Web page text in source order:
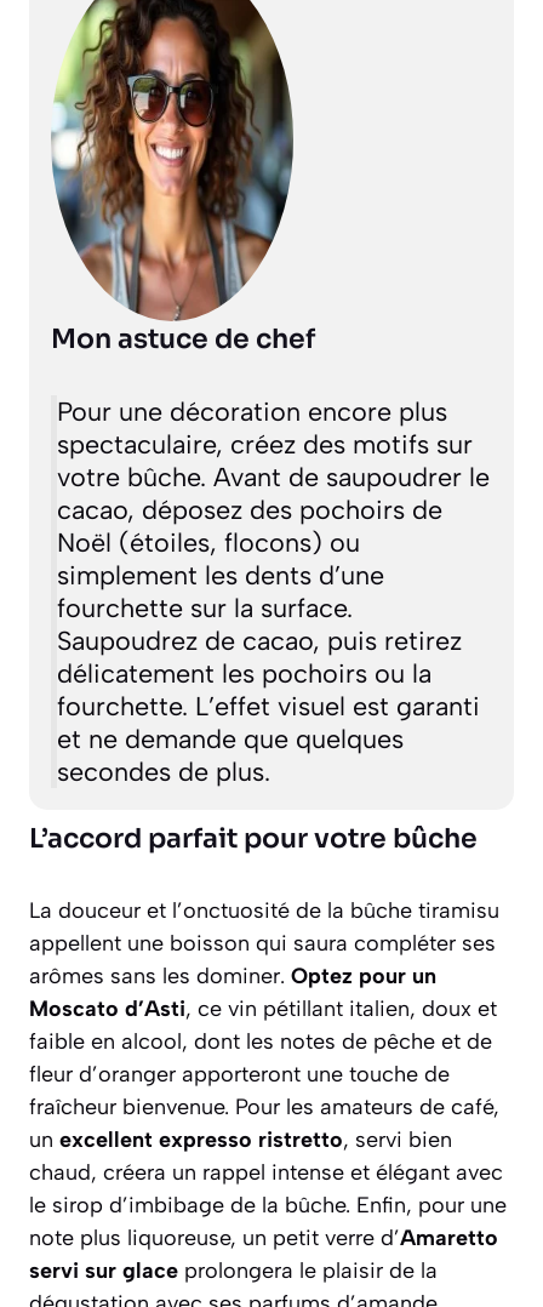
Mon astuce de chef
Pour une décoration encore plus
spectaculaire, créez des motifs sur
votre bûche. Avant de saupoudrer le
cacao, déposez des pochoirs de
Noël (étoiles, flocons) ou
simplement les dents d’une
fourchette sur la surface.
Saupoudrez de cacao, puis retirez
délicatement les pochoirs ou la
fourchette. L’effet visuel est garanti
et ne demande que quelques
secondes de plus.
L’accord parfait pour votre bûche
La douceur et l’onctuosité de la bûche tiramisu
appellent une boisson qui saura compléter ses
arômes sans les dominer. Optez pour un
Moscato d’Asti, ce vin pétillant italien, doux et
faible en alcool, dont les notes de pêche et de
fleur d’oranger apporteront une touche de
fraîcheur bienvenue. Pour les amateurs de café,
un excellent expresso ristretto, servi bien
chaud, créera un rappel intense et élégant avec
le sirop d’imbibage de la bûche. Enfin, pour une
note plus liquoreuse, un petit verre d’Amaretto
servi sur glace prolongera le plaisir de la